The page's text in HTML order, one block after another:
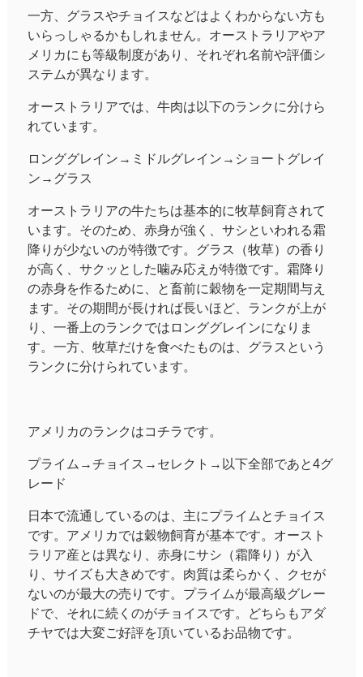
一方、グラスやチョイスなどはよくわからない方も
いらっしゃるかもしれません。オーストラリアやア
メリカにも等級制度があり、それぞれ名前や評価シ
ステムが異なります。
オーストラリアでは、牛肉は以下のランクに分けら
れています。
ロンググレイン→ミドルグレイン→ショートグレイ
ン→グラス
オーストラリアの牛たちは基本的に牧草飼育されて
います。そのため、赤身が強く、サシといわれる霜
降りが少ないのが特徴です。グラス（牧草）の香り
が高く、サクッとした噛み応えが特徴です。霜降り
の赤身を作るために、と畜前に穀物を一定期間与え
ます。その期間が長ければ長いほど、ランクが上が
り、一番上のランクではロンググレインになりま
す。一方、牧草だけを食べたものは、グラスという
ランクに分けられています。
アメリカのランクはコチラです。
プライム→チョイス→セレクト→以下全部であと4グ
レード
日本で流通しているのは、主にプライムとチョイス
です。アメリカでは穀物飼育が基本です。オースト
ラリア産とは異なり、赤身にサシ（霜降り）が入
り、サイズも大きめです。肉質は柔らかく、クセが
ないのが最大の売りです。プライムが最高級グレー
ドで、それに続くのがチョイスです。どちらもアダ
チヤでは大変ご好評を頂いているお品物です。